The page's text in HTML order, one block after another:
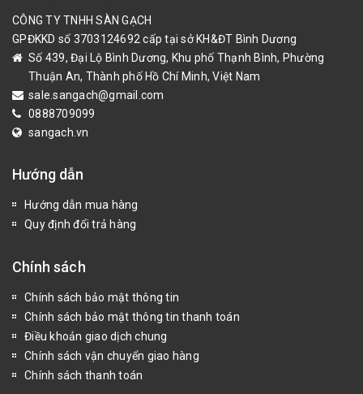
CÔNG TY TNHH SÀN GẠCH
GPĐKKD số 3703124692 cấp tại sở KH&ĐT Bình Dương
Số 439, Đại Lộ Bình Dương, Khu phố Thạnh Bình, Phường
Thuận An, Thành phố Hồ Chí Minh, Việt Nam
sale.sangach@gmail.com
0888709099
sangach.vn
Hướng dẫn
Hướng dẫn mua hàng
Quy định đổi trả hàng
Chính sách
Chính sách bảo mật thông tin
Chính sách bảo mật thông tin thanh toán
Điều khoản giao dịch chung
Chính sách vận chuyển giao hàng
Chính sách thanh toán